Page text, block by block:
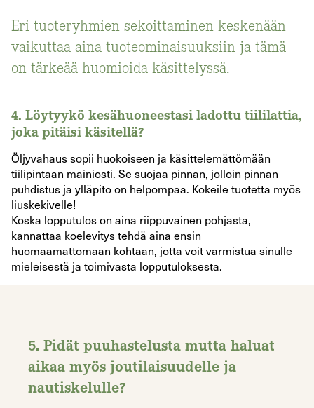
Eri tuoteryhmien sekoittaminen keskenään
vaikuttaa aina tuoteominaisuuksiin ja tämä
on tärkeää huomioida käsittelyssä.
4. Löytyykö kesähuoneestasi ladottu tiililattia,
joka pitäisi käsitellä?
Öljyvahaus sopii huokoiseen ja käsittelemättömään
tiilipintaan mainiosti. Se suojaa pinnan, jolloin pinnan
puhdistus ja ylläpito on helpompaa. Kokeile tuotetta myös
liuskekivelle!
Koska lopputulos on aina riippuvainen pohjasta,
kannattaa koelevitys tehdä aina ensin
huomaamattomaan kohtaan, jotta voit varmistua sinulle
mieleisestä ja toimivasta lopputuloksesta.
5. Pidät puuhastelusta mutta haluat
aikaa myös joutilaisuudelle ja
nautiskelulle?